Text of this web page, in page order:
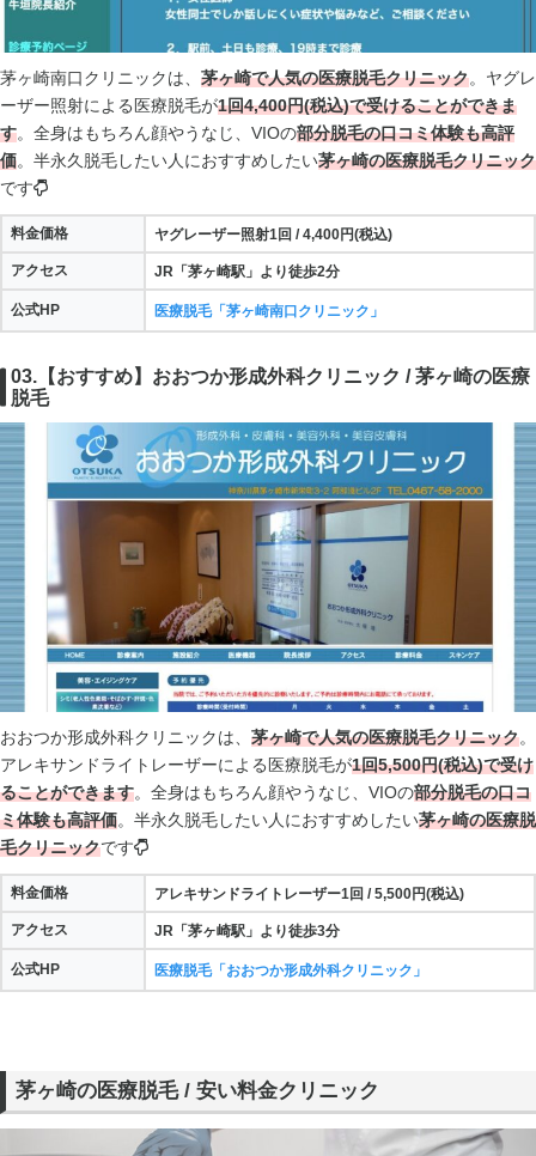
茅ヶ崎南口クリニックは、 茅ヶ崎で人気の医療脱毛クリニック。ヤグレ
ーザー照射による医療脱毛が1回4,400円(税込)で受けることができま
す。全身はもちろん顔やうなじ、VIOの部分脱毛の口コミ体験も高評
価。半永久脱毛したい人におすすめしたい茅ヶ崎の医療脱毛クリニック
です
料金価格 ヤグレーザー照射1回 / 4,400円(税込)
アクセス JR「茅ヶ崎駅」より徒歩2分
公式HP 医療脱毛「茅ヶ崎南口クリニック」
03.【おすすめ】おおつか形成外科クリニック / 茅ヶ崎の医療
脱毛
おおつか形成外科クリニックは、 茅ヶ崎で人気の医療脱毛クリニック。
アレキサンドライトレーザーによる医療脱毛が1回5,500円(税込)で受け
ることができます。全身はもちろん顔やうなじ、VIOの部分脱毛の口コ
ミ体験も高評価。半永久脱毛したい人におすすめしたい茅ヶ崎の医療脱
毛クリニックです
料金価格 アレキサンドライトレーザー1回 / 5,500円(税込)
アクセス JR「茅ヶ崎駅」より徒歩3分
公式HP 医療脱毛「おおつか形成外科クリニック」
茅ヶ崎の医療脱毛 / 安い料金クリニック